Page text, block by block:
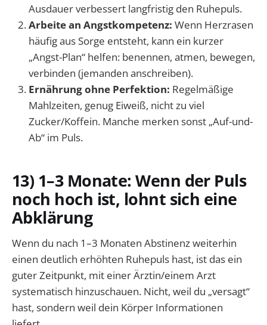
Ausdauer verbessert langfristig den Ruhepuls.
Arbeite an Angstkompetenz: Wenn Herzrasen
häufig aus Sorge entsteht, kann ein kurzer
„Angst-Plan“ helfen: benennen, atmen, bewegen,
verbinden (jemanden anschreiben).
Ernährung ohne Perfektion: Regelmäßige
Mahlzeiten, genug Eiweiß, nicht zu viel
Zucker/Koffein. Manche merken sonst „Auf-und-
Ab“ im Puls.
13) 1–3 Monate: Wenn der Puls
noch hoch ist, lohnt sich eine
Abklärung
Wenn du nach 1–3 Monaten Abstinenz weiterhin
einen deutlich erhöhten Ruhepuls hast, ist das ein
guter Zeitpunkt, mit einer Ärztin/einem Arzt
systematisch hinzuschauen. Nicht, weil du „versagt“
hast, sondern weil dein Körper Informationen